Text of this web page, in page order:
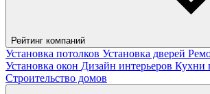
Рейтинг компаний
Установка потолков Установка дверей
Установка окон Дизайн интерьеров Кухни
Строительство домов